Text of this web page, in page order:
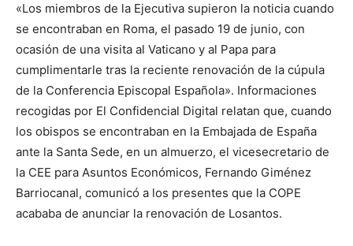
«Los miembros de la Ejecutiva supieron la noticia cuando
se encontraban en Roma, el pasado 19 de junio, con
ocasión de una visita al Vaticano y al Papa para
cumplimentarle tras la reciente renovación de la cúpula
de la Conferencia Episcopal Española». Informaciones
recogidas por El Confidencial Digital relatan que, cuando
los obispos se encontraban en la Embajada de España
ante la Santa Sede, en un almuerzo, el vicesecretario de
la CEE para Asuntos Económicos, Fernando Giménez
Barriocanal, comunicó a los presentes que la COPE
acababa de anunciar la renovación de Losantos.